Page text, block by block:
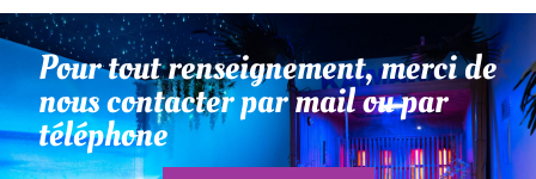
Pour tout renseignement, merci de
nous contacter par mail ou par
téléphone